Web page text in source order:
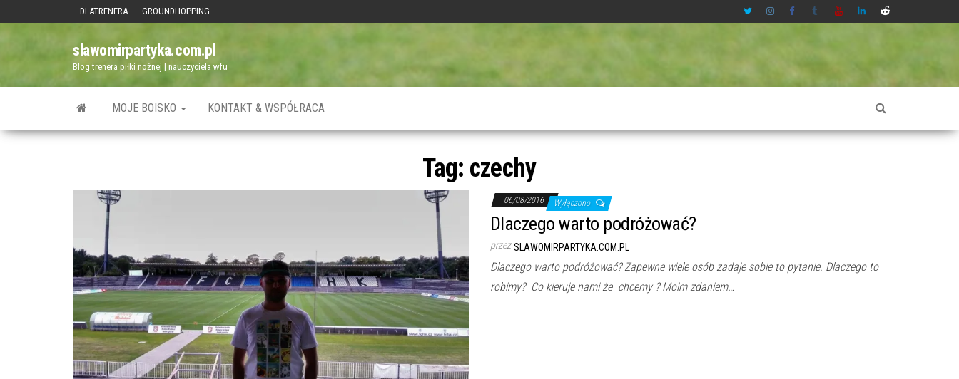
DLATRENERA GROUNDHOPPING
slawomirpartyka.com.pl
Blog trenera piłki nożnej | nauczyciela wfu
MOJE BOISKO KONTAKT & WSPÓŁRACA
Tag: czechy
06/08/2016 Wyłączono
Dlaczego warto podróżować?
przez SLAWOMIRPARTYKA.COM.PL
Dlaczego warto podróżować? Zapewne wiele osób zadaje sobie to pytanie. Dlaczego to
robimy? Co kieruje nami że chcemy ? Moim zdaniem…